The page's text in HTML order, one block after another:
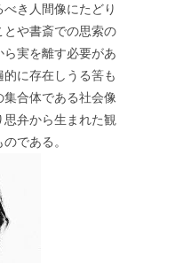
き人間像にたどり
や書斎での思索の
ら実を離す必要があ
に存在しうる筈も
合体である社会像
弁から生まれた観
である。